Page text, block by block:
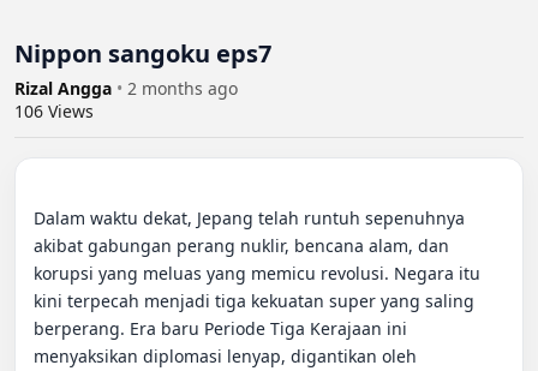
Nippon sangoku eps7
Rizal Angga • 2 months ago
106 Views
Dalam waktu dekat, Jepang telah runtuh sepenuhnya
akibat gabungan perang nuklir, bencana alam, dan
korupsi yang meluas yang memicu revolusi. Negara itu
kini terpecah menjadi tiga kekuatan super yang saling
berperang. Era baru Periode Tiga Kerajaan ini
menyaksikan diplomasi lenyap, digantikan oleh